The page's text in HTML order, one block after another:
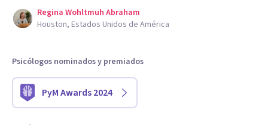
Regina Wohltmuh Abraham
Houston, Estados Unidos de América
Psicólogos nominados y premiados
PyM Awards 2024